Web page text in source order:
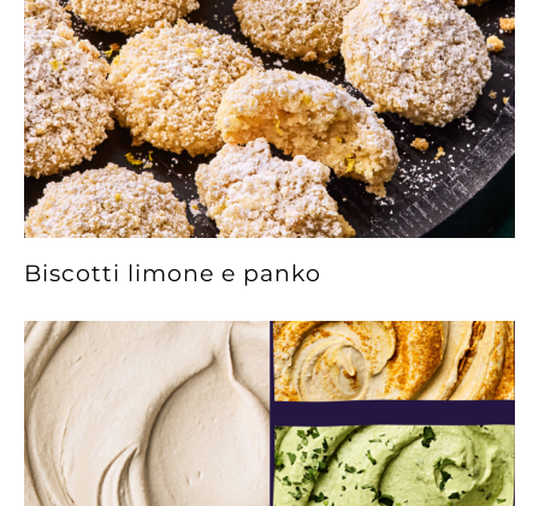
Biscotti limone e panko